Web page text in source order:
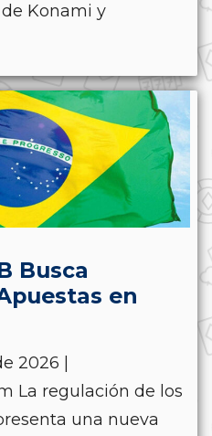
Konami y
Busca
en
2026 |
La regulación de los
una nueva